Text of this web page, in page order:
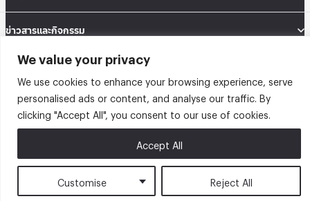
We value your privacy
We use cookies to enhance your browsing experience, serve
personalised ads or content, and analyse our traffic. By
clicking "Accept All", you consent to our use of cookies.
Customise Reject All
Accept All
ข่าวสารและกิจกรรม
คณะสถิติประยุกต์ อาคารนวมินทราธิราช ชั้น 12 เลขที่ 148 ถนนเสรีไทย แขวงคลองจั่น
เขตบางกะปิ กรุงเทพมหานคร 10240
Fax: 02-374-4061
Sitemap
@2026 คณะสถิติประยุกต์ สถาบันบัณฑิตพัฒนบริหารศาสตร์ | Graduate School of